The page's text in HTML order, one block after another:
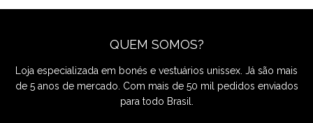
QUEM SOMOS?
Loja especializada em bonés e vestuários unissex. Já são mais
de 5 anos de mercado. Com mais de 50 mil pedidos enviados
para todo Brasil.